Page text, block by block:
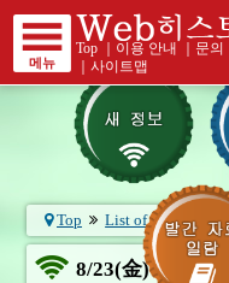
메뉴
Top 이용 안내
문의
｜사이트맵
Top List of What's New
8/23(金) 開館